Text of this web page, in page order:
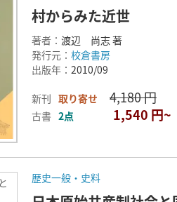
村からみた近世
著者： 渡辺 尚志 著
発行元： 校倉書房
出版年： 2010/09
新刊 取り寄せ 4,180 円
古書 2点 1,540 円~
歴史一般・史料